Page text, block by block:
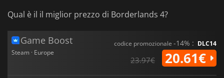
Qual è il il miglior prezzo di Borderlands 4?
Game Boost
Steam · Europe
codice promozionale -14% : DLC14
23.97€ 20.61€